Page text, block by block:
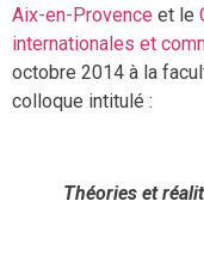
Aix-en-Provence et le
internationales et
octobre 2014 à la
colloque intitulé :
Théories et